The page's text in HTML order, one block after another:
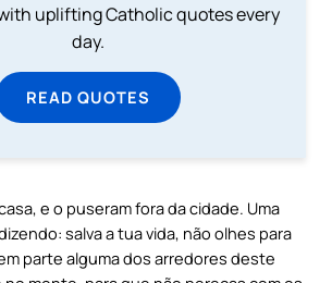
uplifting Catholic quotes every
day.
READ QUOTES
e o puseram fora da cidade. Uma
salva a tua vida, não olhes para
parte alguma dos arredores deste